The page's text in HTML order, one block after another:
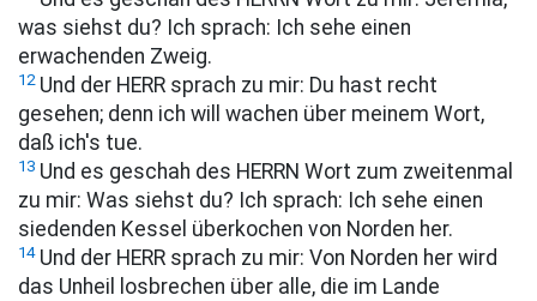
was siehst du? Ich sprach: Ich sehe einen
erwachenden Zweig.
12Und der HERR sprach zu mir: Du hast recht
gesehen; denn ich will wachen über meinem Wort,
daß ich's tue.
13 Und es geschah des HERRN Wort zum zweitenmal
zu mir: Was siehst du? Ich sprach: Ich sehe einen
siedenden Kessel überkochen von Norden her.
14Und der HERR sprach zu mir: Von Norden her wird
das Unheil losbrechen über alle, die im Lande